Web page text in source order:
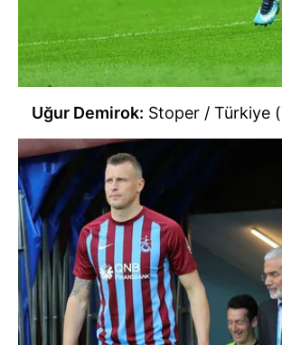
Uğur Demirok: Stoper / Türkiye